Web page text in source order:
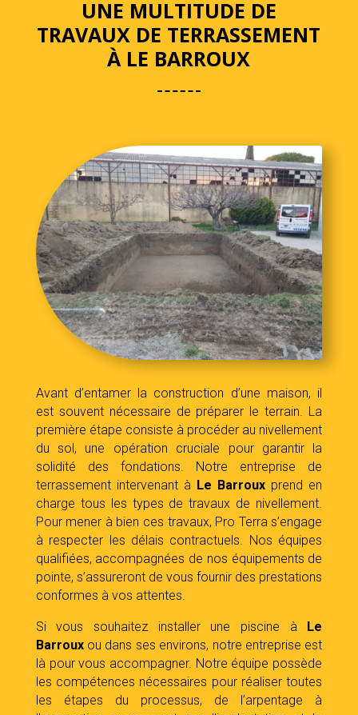
UNE MULTITUDE DE
TRAVAUX DE TERRASSEMENT
À LE BARROUX
Avant d’entamer la construction d’une maison, il
est souvent nécessaire de préparer le terrain. La
première étape consiste à procéder au nivellement
du sol, une opération cruciale pour garantir la
solidité des fondations. Notre entreprise de
terrassement intervenant à Le Barroux prend en
charge tous les types de travaux de nivellement.
Pour mener à bien ces travaux, Pro Terra s’engage
à respecter les délais contractuels. Nos équipes
qualifiées, accompagnées de nos équipements de
pointe, s’assureront de vous fournir des prestations
conformes à vos attentes.
Si vous souhaitez installer une piscine à
Le
Barrouxou dans ses environs, notre entreprise est
là pour vous accompagner. Notre équipe possède
les compétences nécessaires pour réaliser toutes
les étapes du processus, de l’arpentage à